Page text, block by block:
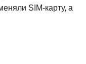
SIM-карту, а